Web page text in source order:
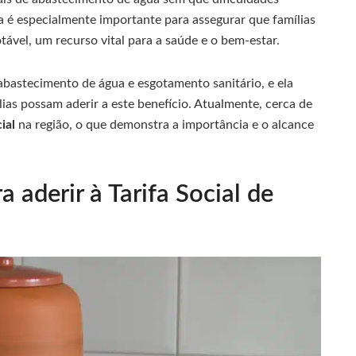
especialmente importante para assegurar que famílias
um recurso vital para a saúde e o bem-estar.
de água e esgotamento sanitário, e ela
possam aderir a este benefício. Atualmente, cerca de
na região, o que demonstra a importância e o alcance
aderir à Tarifa Social de